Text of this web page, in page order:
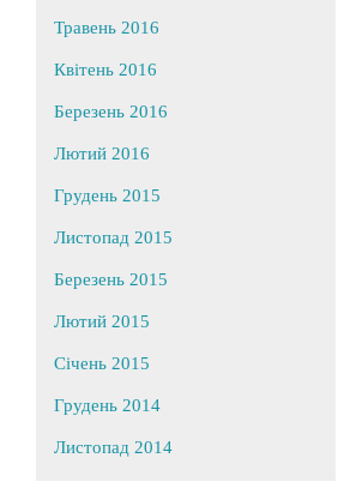
Травень 2016
Квітень 2016
Березень 2016
Лютий 2016
Грудень 2015
Листопад 2015
Березень 2015
Лютий 2015
Січень 2015
Грудень 2014
Листопад 2014